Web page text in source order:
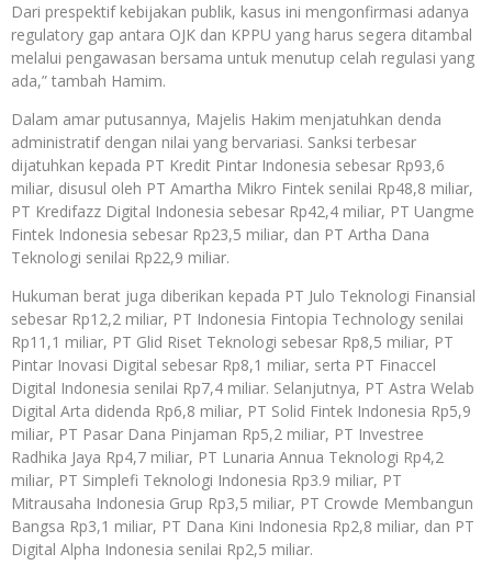
Dari prespektif kebijakan publik, kasus ini mengonfirmasi adanya
regulatory gap antara OJK dan KPPU yang harus segera ditambal
melalui pengawasan bersama untuk menutup celah regulasi yang
ada,” tambah Hamim.
Dalam amar putusannya, Majelis Hakim menjatuhkan denda
administratif dengan nilai yang bervariasi. Sanksi terbesar
dijatuhkan kepada PT Kredit Pintar Indonesia sebesar Rp93,6
miliar, disusul oleh PT Amartha Mikro Fintek senilai Rp48,8 miliar,
PT Kredifazz Digital Indonesia sebesar Rp42,4 miliar, PT Uangme
Fintek Indonesia sebesar Rp23,5 miliar, dan PT Artha Dana
Teknologi senilai Rp22,9 miliar.
Hukuman berat juga diberikan kepada PT Julo Teknologi Finansial
sebesar Rp12,2 miliar, PT Indonesia Fintopia Technology senilai
Rp11,1 miliar, PT Glid Riset Teknologi sebesar Rp8,5 miliar, PT
Pintar Inovasi Digital sebesar Rp8,1 miliar, serta PT Finaccel
Digital Indonesia senilai Rp7,4 miliar. Selanjutnya, PT Astra Welab
Digital Arta didenda Rp6,8 miliar, PT Solid Fintek Indonesia Rp5,9
miliar, PT Pasar Dana Pinjaman Rp5,2 miliar, PT Investree
Radhika Jaya Rp4,7 miliar, PT Lunaria Annua Teknologi Rp4,2
miliar, PT Simplefi Teknologi Indonesia Rp3.9 miliar, PT
Mitrausaha Indonesia Grup Rp3,5 miliar, PT Crowde Membangun
Bangsa Rp3,1 miliar, PT Dana Kini Indonesia Rp2,8 miliar, dan PT
Digital Alpha Indonesia senilai Rp2,5 miliar.